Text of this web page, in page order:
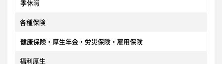
季休暇
各種保険
健康保険・厚生年金・労災保険・雇用保険
福利厚生